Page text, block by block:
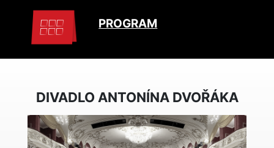
PROGRAM
DIVADLO ANTONÍNA DVOŘÁKA